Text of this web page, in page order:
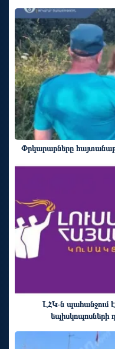
Փրկարարները
ԼՀԿ-ն պահանջում
եպիսկոպոսների